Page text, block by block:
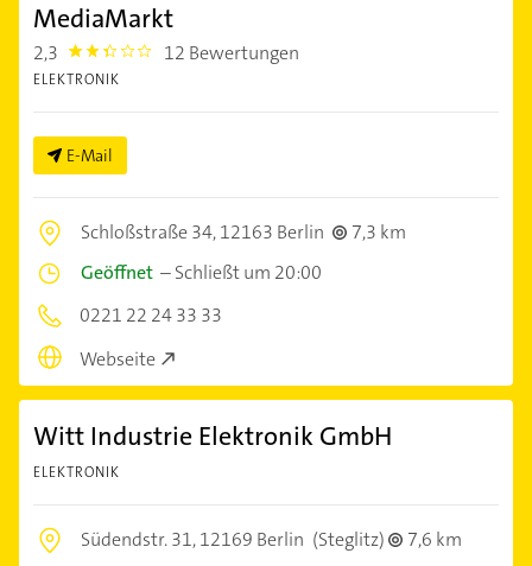
MediaMarkt
2,3 2.3 12 Bewertungen
ELEKTRONIK
E-Mail
Schloßstraße 34,12163 Berlin
7,3 km
Geöffnet –Schließt um 20:00
0221 22 24 33 33
Webseite
Witt Industrie Elektronik GmbH
ELEKTRONIK
Südendstr. 31,12169 Berlin (Steglitz)
7,6 km